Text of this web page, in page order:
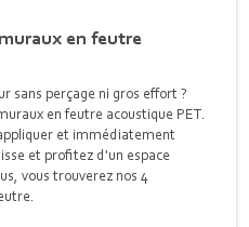
en feutre
sans perçage ni gros effort ?
en feutre acoustique PET.
et immédiatement
et profitez d'un espace
vous trouverez nos 4